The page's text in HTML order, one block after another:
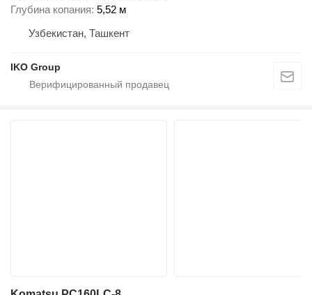
Глубина копания 5,52 м
Узбекистан, Ташкент
IKO Group